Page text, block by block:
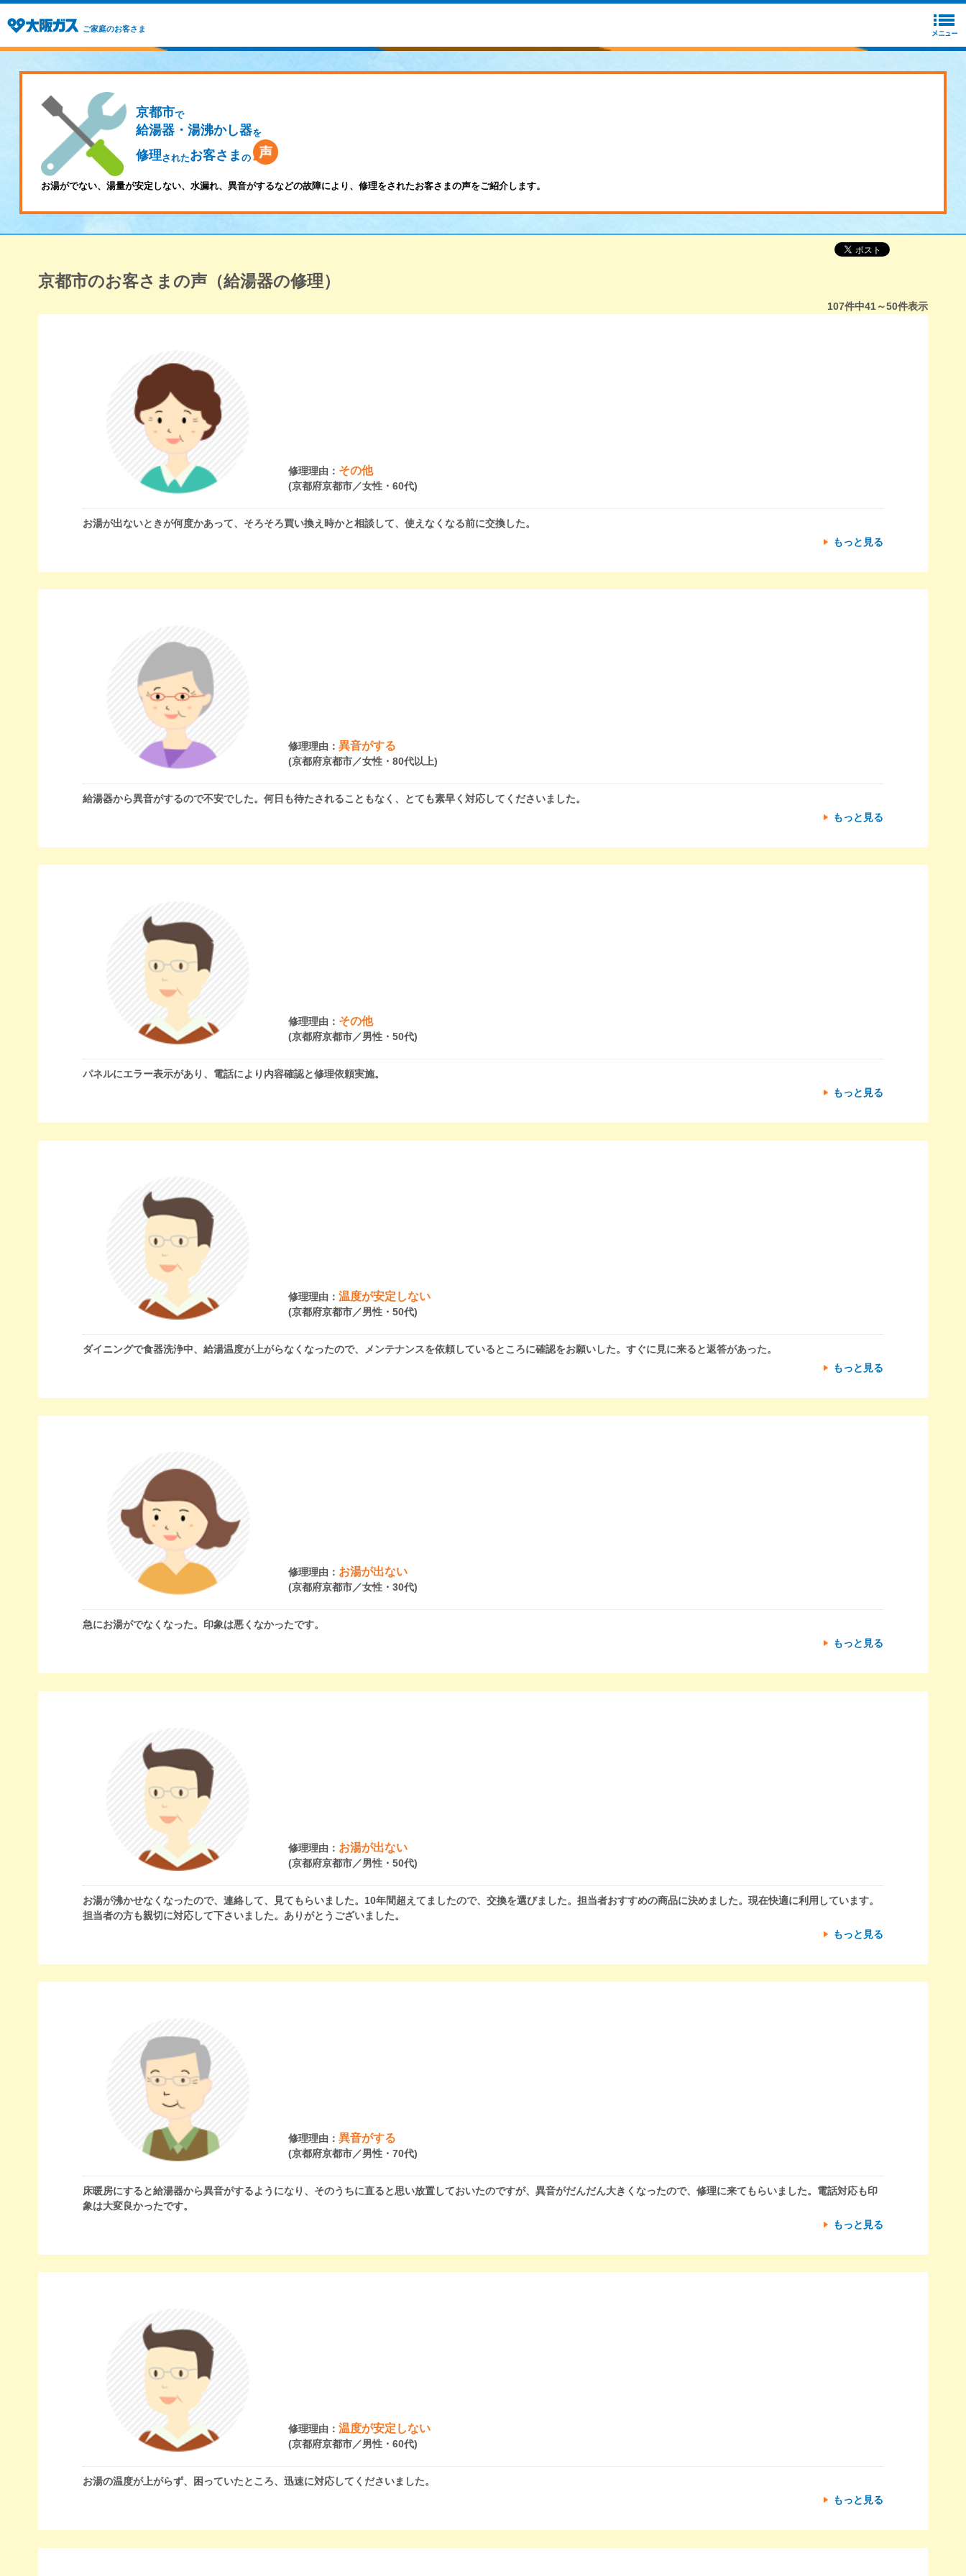
ご家庭のお客さま
京都市で
給湯器・湯沸かし器を
修理されたお客さま の
お湯がでない、湯量が安定しない、水漏れ、異音がするなどの故障により、修理をされたお客さまの声をご紹介します。
京都市のお客さまの声（給湯器の修理）
107件中41～50件表示
修理理由： その他
(京都府京都市／女性・60代)
お湯が出ないときが何度かあって、そろそろ買い換え時かと相談して、使えなくなる前に交換した。
もっと見る
修理理由：異音がする
(京都府京都市／女性・80代以上)
給湯器から異音がするので不安でした。何日も待たされることもなく、とても素早く対応してくださいました。
もっと見る
修理理由： その他
(京都府京都市／男性・50代)
パネルにエラー表示があり、電話により内容確認と修理依頼実施。
もっと見る
修理理由：温度が安定しない
(京都府京都市／男性・50代)
ダイニングで食器洗浄中、給湯温度が上がらなくなったので、メンテナンスを依頼しているところに確認をお願いした。すぐに見に来ると返答があった。
もっと見る
修理理由： お湯が出ない
(京都府京都市／女性・30代)
急にお湯がでなくなった。印象は悪くなかったです。
もっと見る
修理理由： お湯が出ない
(京都府京都市／男性・50代)
お湯が沸かせなくなったので、連絡して、見てもらいました。10年間超えてましたので、交換を選びました。担当者おすすめの商品に決めました。現在快適に利用しています。
担当者の方も親切に対応して下さいました。ありがとうございました。
もっと見る
修理理由：異音がする
(京都府京都市／男性・70代)
床暖房にすると給湯器から異音がするようになり、そのうちに直ると思い放置しておいたのですが、異音がだんだん大きくなったので、修理に来てもらいました。電話対応も印
象は大変良かったです。
もっと見る
修理理由：温度が安定しない
(京都府京都市／男性・60代)
お湯の温度が上がらず、困っていたところ、迅速に対応してくださいました。
もっと見る